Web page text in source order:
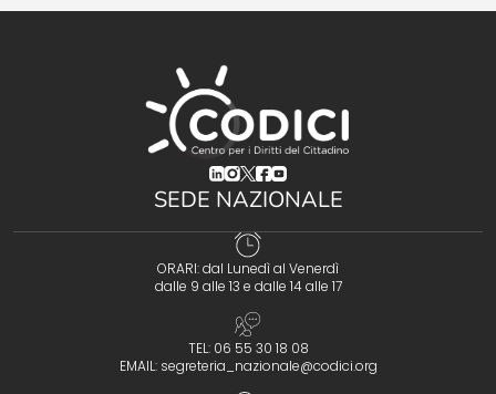
(opens in a new tab)
(opens in a new tab)
(opens in a new tab)
(opens in a new tab)
(opens in a new tab)
SEDE NAZIONALE
ORARI: dal Lunedì al Venerdì
dalle 9 alle 13 e dalle 14 alle 17
TEL: 06 55 30 18 08
EMAIL: segreteria_nazionale@codici.org